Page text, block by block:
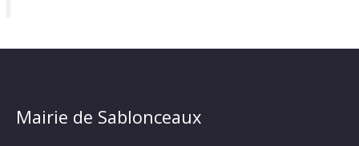
Mairie de Sablonceaux